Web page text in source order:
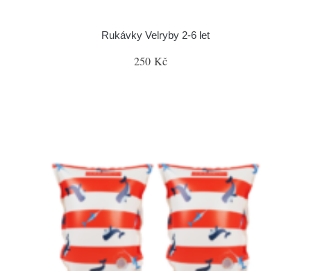
Rukávky Velryby 2-6 let
250 Kč